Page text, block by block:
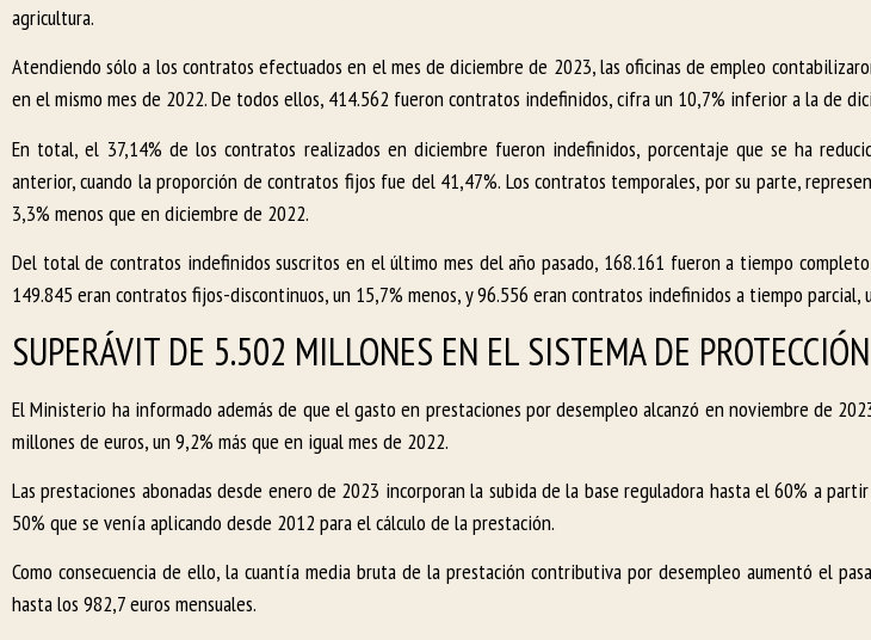
agricultura.
Atendiendo sólo a los contratos efectuados en el mes de diciembre de 2023, las oficinas de empleo
en el mismo mes de 2022. De todos ellos, 414.562 fueron contratos indefinidos, cifra un 10,7% inferior a la de
En total, el 37,14% de los contratos realizados en diciembre fueron indefinidos, porcentaje que se ha
anterior, cuando la proporción de contratos fijos fue del 41,47%. Los contratos temporales, por su parte,
3,3% menos que en diciembre de 2022.
Del total de contratos indefinidos suscritos en el último mes del año pasado, 168.161 fueron a tiempo
149.845 eran contratos fijos-discontinuos, un 15,7% menos, y 96.556 eran contratos indefinidos a tiempo parcial,
SUPERÁVIT DE 5.502 MILLONES EN EL SISTEMA DE
El Ministerio ha informado además de que el gasto en prestaciones por desempleo alcanzó en noviembre de
millones de euros, un 9,2% más que en igual mes de 2022.
Las prestaciones abonadas desde enero de 2023 incorporan la subida de la base reguladora hasta el 60% a
50% que se venía aplicando desde 2012 para el cálculo de la prestación.
Como consecuencia de ello, la cuantía media bruta de la prestación contributiva por desempleo aumentó el
hasta los 982,7 euros mensuales.